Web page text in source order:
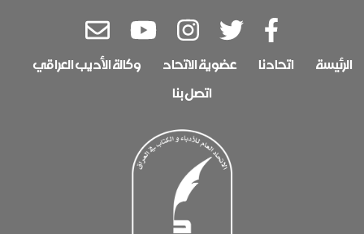
الرئيسة اتحادنا عضوية الاتحاد
وكالة الأديب العراقي
اتصل بنا